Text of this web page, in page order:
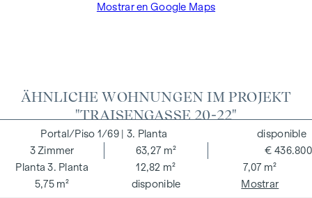
Mostrar en Google Maps
ÄHNLICHE WOHNUNGEN IM PROJEKT
"TRAISENGASSE 20-22"
1/69 | 3. Planta
3. Planta
3 Zimmer
63,27 m²
12,82 m²
7,07 m²
5,75 m²
€ 436.800
disponible
disponible
Mostrar